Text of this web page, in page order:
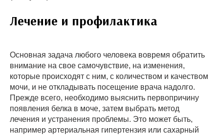
Лечение и профилактика
Основная задача любого человека вовремя обратить
внимание на свое самочувствие, на изменения,
которые происходят с ним, с количеством и качеством
мочи, и не откладывать посещение врача надолго.
Прежде всего, необходимо выяснить первопричину
появления белка в моче, затем выбрать метод
лечения и устранения проблемы. Это может быть,
например артериальная гипертензия или сахарный